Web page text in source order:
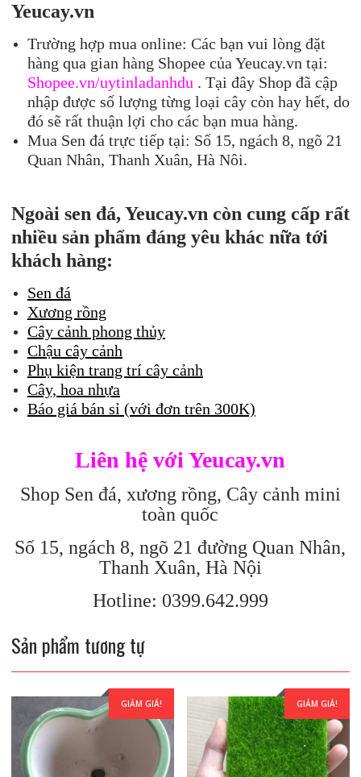
Yeucay.vn
Trường hợp mua online: Các bạn vui lòng đặt
hàng qua gian hàng Shopee của Yeucay.vn tại:
Shopee.vn/uytinladanhdu. Tại đây Shop đã cập
nhập được số lượng từng loại cây còn hay hết, do
đó sẽ rất thuận lợi cho các bạn mua hàng.
Mua Sen đá trực tiếp tại: Số 15, ngách 8, ngõ 21
Quan Nhân, Thanh Xuân, Hà Nôi.
Ngoài sen đá, Yeucay.vn còn cung cấp rất
nhiều sản phẩm đáng yêu khác nữa tới
khách hàng:
Sen đá
Xương rồng
Cây cảnh phong thủy
Chậu cây cảnh
Phụ kiện trang trí cây cảnh
Cây, hoa nhựa
Báo giá bán sỉ (với đơn trên 300K)
Liên hệ với Yeucay.vn
Shop Sen đá, xương rồng, Cây cảnh mini
toàn quốc
Số 15, ngách 8, ngõ 21 đường Quan Nhân,
Thanh Xuân, Hà Nội
Hotline: 0399.642.999
Sản phẩm tương tự
GIẢM GIÁ! GIẢM GIÁ!